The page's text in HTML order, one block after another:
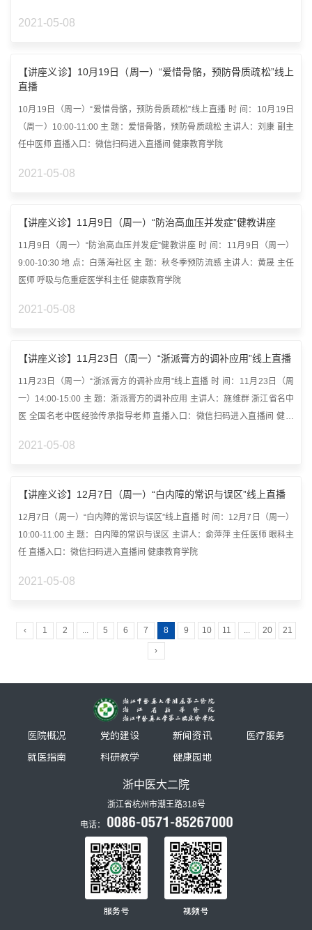
2021-05-08
【讲座义诊】10月19日（周一）“爱惜骨骼，预防骨质疏松”线上
直播
10月19日（周一）“爱惜骨骼，预防骨质疏松”线上直播 时 间：10月19日
（周一）10:00-11:00 主 题：爱惜骨骼，预防骨质疏松 主讲人：刘康 副主
任中医师 直播入口：微信扫码进入直播间 健康教育学院
2021-05-08
【讲座义诊】11月9日（周一）“防治高血压并发症”健教讲座
11月9日（周一）“防治高血压并发症”健教讲座 时 间：11月9日（周一）
9:00-10:30 地 点：白荡海社区 主 题：秋冬季预防流感 主讲人：黄晟 主任
医师 呼吸与危重症医学科主任 健康教育学院
2021-05-08
【讲座义诊】11月23日（周一）“浙派膏方的调补应用”线上直播
11月23日（周一）“浙派膏方的调补应用”线上直播 时 间：11月23日（周
一）14:00-15:00 主 题：浙派膏方的调补应用 主讲人：施维群 浙江省名中
医 全国名老中医经验传承指导老师 直播入口：微信扫码进入直播间 健康
2021-05-08
【讲座义诊】12月7日（周一）“白内障的常识与误区”线上直播
12月7日（周一）“白内障的常识与误区”线上直播 时 间：12月7日（周一）
10:00-11:00 主 题：白内障的常识与误区 主讲人：俞萍萍 主任医师 眼科主
任 直播入口：微信扫码进入直播间 健康教育学院
2021-05-08
‹ 1 2 5 6 7 8 9 10 11 20 21
›
医院概况 党的建设 新闻资讯
医疗服务
就医指南
科研教学 健康园地
浙中医大二院
浙江省杭州市潮王路318号
电话：
服务号 视频号